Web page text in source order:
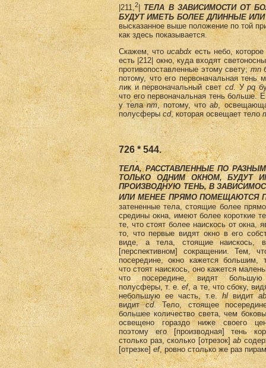
|211,2
ТЕЛА В ЗАВИСИМОСТИ ОТ
БУДУТ ИМЕТЬ БОЛЕЕ ДЛИННЫЕ
высказанное выше положение по той
как здесь показывается.
Скажем, что ucabdx есть небо,
есть |212| окно, куда входят
противопоставленные этому свету;mn
потому, что его первоначальная тень
лик и первоначальный свет cd. Уpq
что его первоначальная тень больше.
у телаnm, потому, чтоab ,
полусферы cd, которая освещает тело
726 * 544.
ТЕЛА, РАССТАВЛЕННЫЕ ПО
ТОЛЬКО ОДНИМ ОКНОМ, БУДУТ
ПРОИЗВОДНУЮ ТЕНЬ, В
ИЛИ МЕНЕЕ ПРЯМО ПО­МЕЩАЮТСЯ
затененные тела, стоящие более
средины окна, имеют более короткие
те, что стоят более наискось от окна,
то, что первые видят окно в его
виде, а тела, стоящие наискось,
[перспективном] сокращении. Тем,
посередине, окно кажется большим,
что стоят наискось, оно кажется
что посередине, видят большую
полусферы, т. е.еf, а те, что сбоку,
небольшую ее часть, т.е. hlвидитab
видитcd. Тело, стоящее
большее количество света, чем
освещено гораздо ниже своего
поэтому его [производная] тень
столько раз, сколько [отрезок] аb
[отрезке]еf, ровно столько же раз